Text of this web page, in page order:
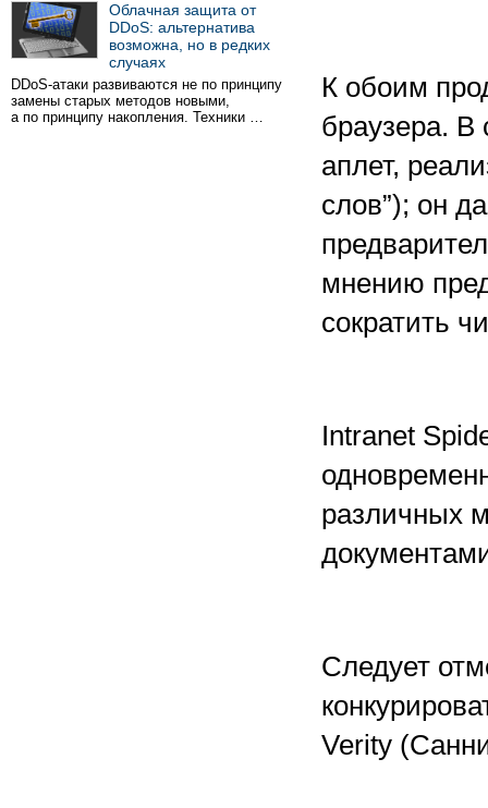
Облачная защита от
DDoS: альтернатива
возможна, но в редких
случаях
DDoS-атаки развиваются не по принципу
замены старых методов новыми,
а по принципу накопления. Техники …
К обоим
браузера. В
аплет,
слов”); он
мнению
сократить
Intranet
различных
Следует
Verity